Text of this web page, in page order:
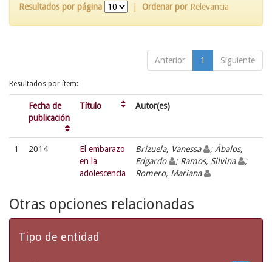
Resultados por página
Ordenar por Relevancia
Anterior 1 Siguiente
Resultados por ítem:
Fecha de
publicación
Título Autor(es)
1 2014
El embarazo
en la
adolescencia
Brizuela, Vanessa
; Ábalos,
Edgardo
; Ramos, Silvina
;
Romero, Mariana
Otras opciones relacionadas
Tipo de entidad